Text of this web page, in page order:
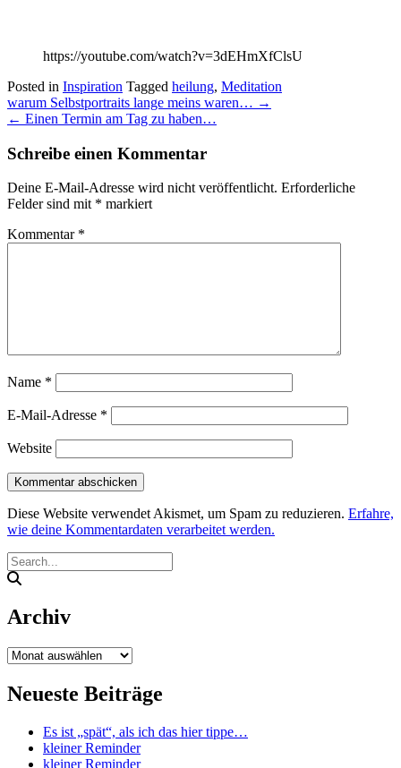
https://youtube.com/watch?v=3dEHmXfClsU
Posted in Inspiration Tagged heilung, Meditation
Post
navigation
warum Selbstportraits lange meins waren… →
← Einen Termin am Tag zu haben…
Schreibe einen Kommentar
Deine E-Mail-Adresse wird nicht veröffentlicht. Erforderliche
Felder sind mit * markiert
Kommentar *
Name *
E-Mail-Adresse *
Website
Diese Website verwendet Akismet, um Spam zu reduzieren. Erfahre,
wie deine Kommentardaten verarbeitet werden.
Archiv
Archiv
Neueste Beiträge
Es ist „spät“, als ich das hier tippe…
kleiner Reminder
kleiner Reminder